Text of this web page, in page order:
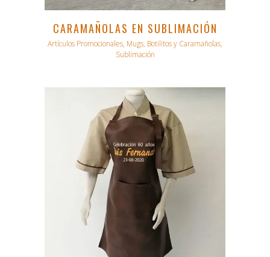
CARAMAÑOLAS EN SUBLIMACIÓN
Artículos Promocionales, Mugs, Botilitos y Caramañolas,
Sublimación